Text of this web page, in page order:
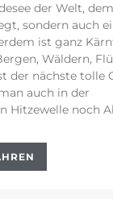
der Welt, dem
sondern auch
ist ganz
Wäldern,
der nächste tolle
auch in der
Hitzewelle noch